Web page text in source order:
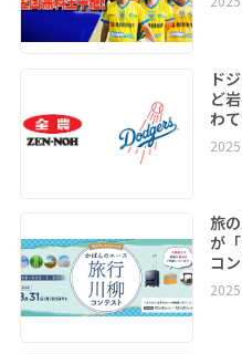
ド
ど
わ
旅
が
コ